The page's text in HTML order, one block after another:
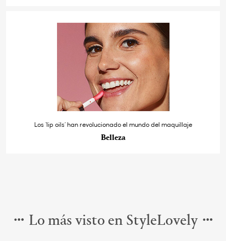
Los ‘lip oils’ han revolucionado el mundo del maquillaje
Belleza
Lo más visto en StyleLovely